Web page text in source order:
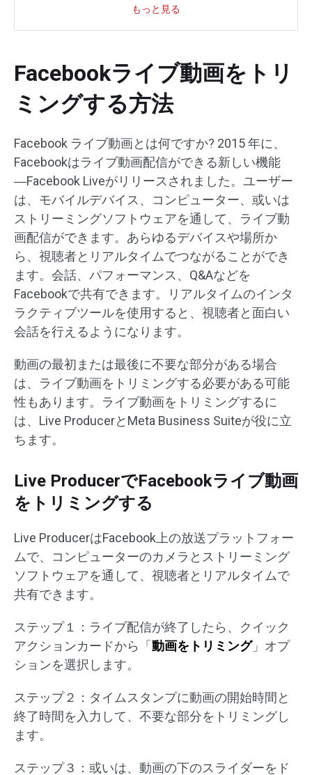
もっと見る
Facebookライブ動画をトリ
ミングする方法
Facebook ライブ動画とは何ですか? 2015 年に、
Facebookはライブ動画配信ができる新しい機能
―Facebook Liveがリリースされました。ユーザー
は、モバイルデバイス、コンピューター、或いは
ストリーミングソフトウェアを通して、ライブ動
画配信ができます。あらゆるデバイスや場所か
ら、視聴者とリアルタイムでつながることができ
ます。会話、パフォーマンス、Q&Aなどを
Facebookで共有できます。リアルタイムのインタ
ラクティブツールを使用すると、視聴者と面白い
会話を行えるようになります。
動画の最初または最後に不要な部分がある場合
は、ライブ動画をトリミングする必要がある可能
性もあります。ライブ動画をトリミングするに
は、Live ProducerとMeta Business Suiteが役に立
ちます。
Live ProducerでFacebookライブ動画
をトリミングする
Live ProducerはFacebook上の放送プラットフォー
ムで、コンピューターのカメラとストリーミング
ソフトウェアを通して、視聴者とリアルタイムで
共有できます。
ステップ１：ライブ配信が終了したら、クイック
アクションカードから「 動画をトリミング」オプ
ションを選択します。
ステップ２：タイムスタンプに動画の開始時間と
終了時間を入力して、不要な部分をトリミングし
ます。
ステップ３：或いは、動画の下のスライダーをド